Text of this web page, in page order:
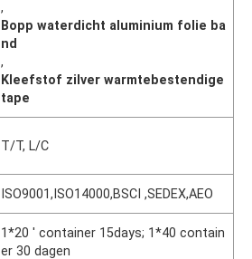
,
Bopp waterdicht aluminium folie ba
nd
,
Kleefstof zilver warmtebestendige
tape
T/T, L/C
ISO9001,ISO14000,BSCI ,SEDEX,AEO
1*20 ' container 15days; 1*40 contain
er 30 dagen